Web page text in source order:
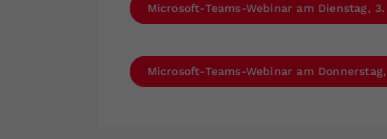
Microsoft-Teams-Webinar am Dienstag,
Microsoft-Teams-Webinar am